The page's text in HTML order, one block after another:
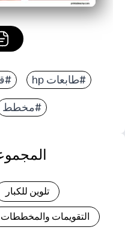
#طابعات hp
#مخطط
تلوين للكبار
التقويمات والمخططات